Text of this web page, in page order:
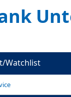
Watchlist